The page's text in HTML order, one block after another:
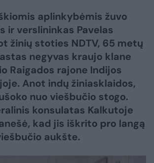
aplinkybėmis žuvo
ir verslininkas Pavelas
žinių stoties NDTV, 65 metų
negyvas kraujo klane
Raigados rajone Indijos
Anot indų žiniasklaidos,
nuo viešbučio stogo.
konsulatas Kalkutoje
kad jis iškrito pro langą
aukšte.